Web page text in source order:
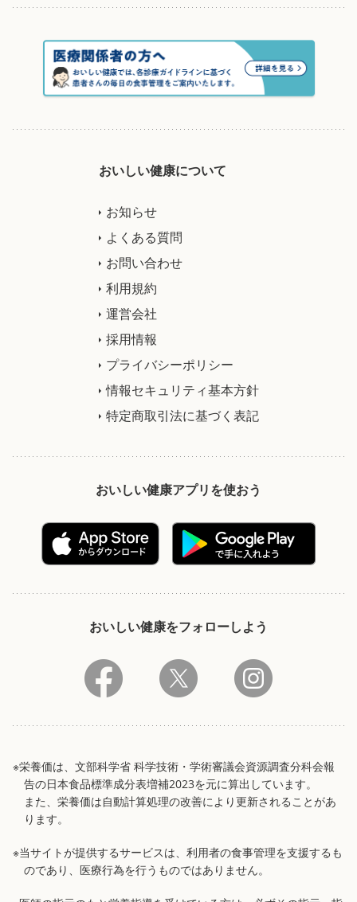
おいしい健康について
お知らせ
よくある質問
お問い合わせ
利用規約
運営会社
採用情報
プライバシーポリシー
情報セキュリティ基本方針
特定商取引法に基づく表記
おいしい健康アプリを使おう
おいしい健康をフォローしよう
※栄養価は、文部科学省 科学技術・学術審議会資源調査分科会報
告の日本食品標準成分表増補2023を元に算出しています。
また、栄養価は自動計算処理の改善により更新されることがあ
ります。
※当サイトが提供するサービスは、利用者の食事管理を支援するも
のであり、医療行為を行うものではありません。